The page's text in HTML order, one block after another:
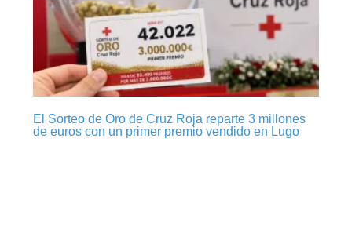
El Sorteo de Oro de Cruz Roja reparte 3 millones
de euros con un primer premio vendido en Lugo